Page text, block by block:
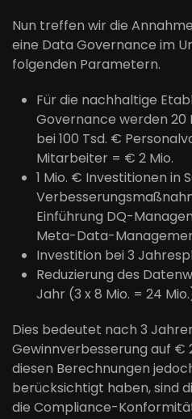
Nun treffen wir die
eine Data Governance im
folgenden Parametern.
Für die nachhaltige
Governance werden
bei 100 Tsd. €
Mitarbeiter = € 2 Mio.
1 Mio. € Investitionen in
Einführung DQ-
Meta-Data-
Investition bei 3
Reduzierung des
Jahr (3 x 8 Mio. = 24
Dies bedeutet nach 3
Gewinnverbesserung auf €
diesen Berechnungen
berücksichtigt haben, sind
die Compliance-Konformität